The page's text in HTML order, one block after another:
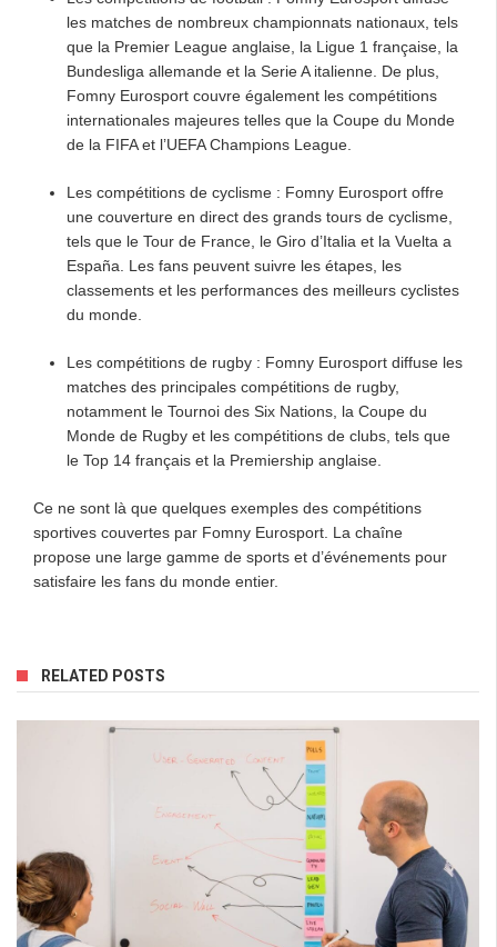
les matches de nombreux championnats nationaux, tels
que la Premier League anglaise, la Ligue 1 française, la
Bundesliga allemande et la Serie A italienne. De plus,
Fomny Eurosport couvre également les compétitions
internationales majeures telles que la Coupe du Monde
de la FIFA et l’UEFA Champions League.
Les compétitions de cyclisme : Fomny Eurosport offre
une couverture en direct des grands tours de cyclisme,
tels que le Tour de France, le Giro d’Italia et la Vuelta a
España. Les fans peuvent suivre les étapes, les
classements et les performances des meilleurs cyclistes
du monde.
Les compétitions de rugby : Fomny Eurosport diffuse les
matches des principales compétitions de rugby,
notamment le Tournoi des Six Nations, la Coupe du
Monde de Rugby et les compétitions de clubs, tels que
le Top 14 français et la Premiership anglaise.
Ce ne sont là que quelques exemples des compétitions
sportives couvertes par Fomny Eurosport. La chaîne
propose une large gamme de sports et d’événements pour
satisfaire les fans du monde entier.
RELATED POSTS